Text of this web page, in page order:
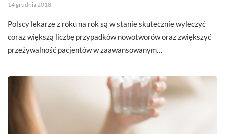
14 grudnia 2018
Polscy lekarze z roku na rok są w stanie skutecznie wyleczyć
coraz większą liczbę przypadków nowotworów oraz zwiększyć
przeżywalność pacjentów w zaawansowanym…